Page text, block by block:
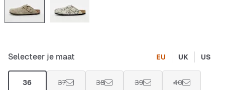
Selecteer je maat EU UK US
36 37 38 39 40